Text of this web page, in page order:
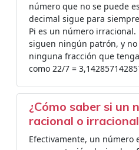
número que no se puede
decimal sigue para
Pi es un número irracional.
siguen ningún patrón, y
ninguna fracción que
como 22/7 =
¿Cómo saber si un
racional o
Efectivamente, un número